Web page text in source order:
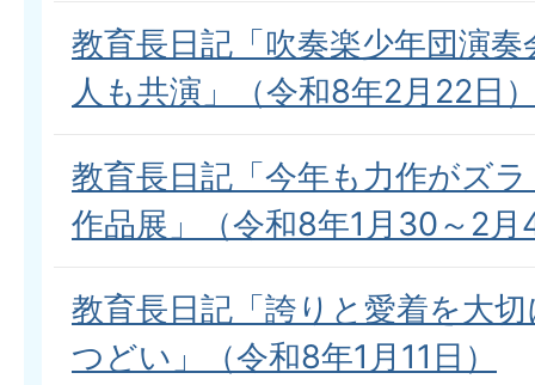
教育長日記「吹奏楽少年団演
人も共演」（令和8年2月22日
教育長日記「今年も力作がズ
作品展」（令和8年1月30～2月
教育長日記「誇りと愛着を大
つどい」（令和8年1月11日）